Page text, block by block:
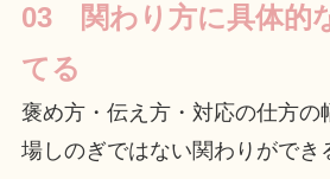
03 関わり方に具体的
てる
褒め方・伝え方・対応の仕方の
場しのぎではない関わりができ